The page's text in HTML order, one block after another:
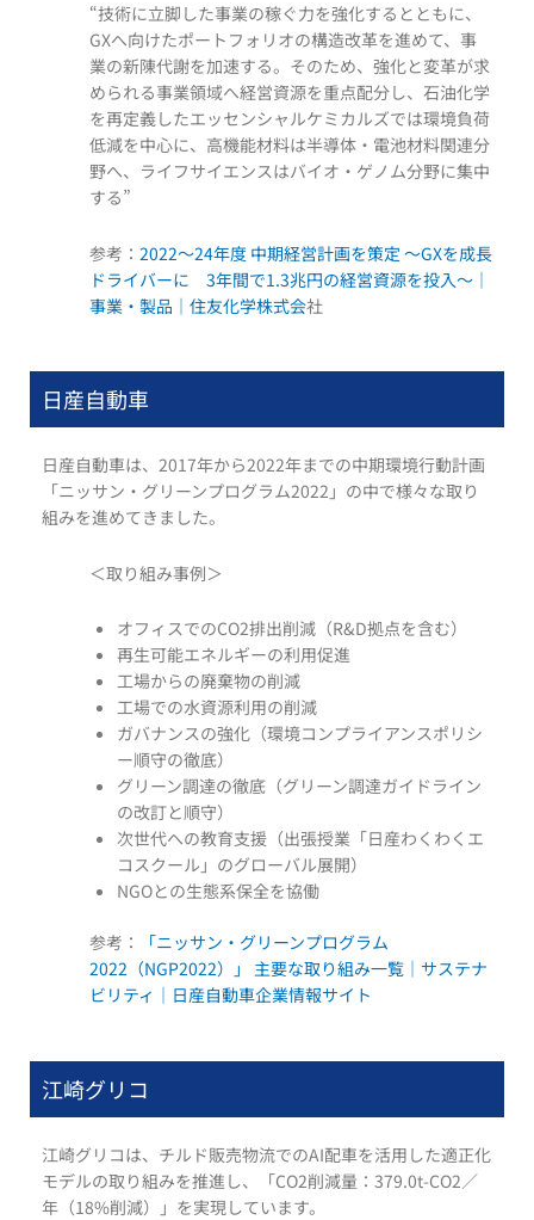
“技術に立脚した事業の稼ぐ力を強化するとともに、
GXへ向けたポートフォリオの構造改革を進めて、事
業の新陳代謝を加速する。そのため、強化と変革が求
められる事業領域へ経営資源を重点配分し、石油化学
を再定義したエッセンシャルケミカルズでは環境負荷
低減を中心に、高機能材料は半導体・電池材料関連分
野へ、ライフサイエンスはバイオ・ゲノム分野に集中
する”
参考： 2022～24年度 中期経営計画を策定 ～GXを成長
ドライバーに 3年間で1.3兆円の経営資源を投入～｜
事業・製品｜住友化学株式会社
日産自動車
日産自動車は、2017年から2022年までの中期環境行動計画
「ニッサン・グリーンプログラム2022」の中で様々な取り
組みを進めてきました。
＜取り組み事例＞
オフィスでのCO2排出削減（R&D拠点を含む）
再生可能エネルギーの利用促進
工場からの廃棄物の削減
工場での水資源利用の削減
ガバナンスの強化（環境コンプライアンスポリシ
ー順守の徹底）
グリーン調達の徹底（グリーン調達ガイドライン
の改訂と順守）
次世代への教育支援（出張授業「日産わくわくエ
コスクール」のグローバル展開）
NGOとの生態系保全を協働
参考：
「ニッサン・グリーンプログラム
2022（NGP2022）」 主要な取り組み一覧｜サステナ
ビリティ｜日産自動車企業情報サイト
江崎グリコ
江崎グリコは、チルド販売物流でのAI配車を活用した適正化
モデルの取り組みを推進し、「CO2削減量：379.0t-CO2／
年（18%削減）」を実現しています。